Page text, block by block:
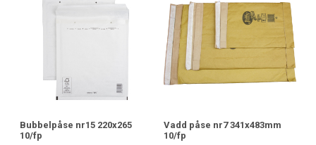
Bubbelpåse nr15 220x265
10/fp
Vadd påse nr7 341x483mm
10/fp